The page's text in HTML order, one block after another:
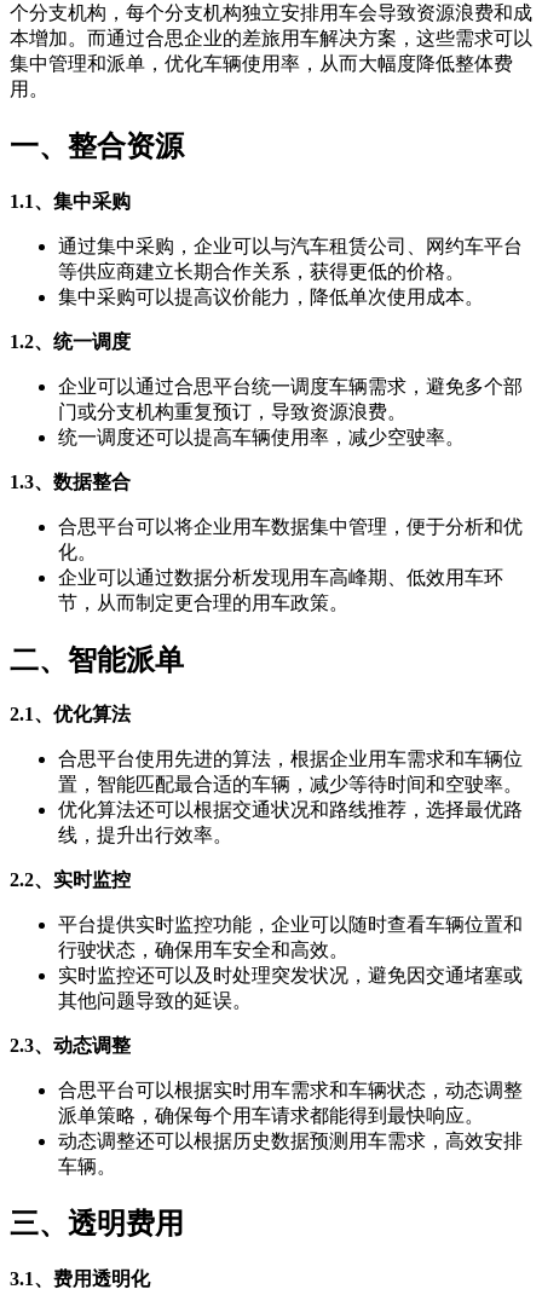
个分支机构，每个分支机构独立安排用车会导致资源浪费和成
本增加。而通过合思企业的差旅用车解决方案，这些需求可以
集中管理和派单，优化车辆使用率，从而大幅度降低整体费
用。
一、整合资源
1.1、集中采购
通过集中采购，企业可以与汽车租赁公司、网约车平台
等供应商建立长期合作关系，获得更低的价格。
集中采购可以提高议价能力，降低单次使用成本。
1.2、统一调度
企业可以通过合思平台统一调度车辆需求，避免多个部
门或分支机构重复预订，导致资源浪费。
统一调度还可以提高车辆使用率，减少空驶率。
1.3、数据整合
合思平台可以将企业用车数据集中管理，便于分析和优
化。
企业可以通过数据分析发现用车高峰期、低效用车环
节，从而制定更合理的用车政策。
二、智能派单
2.1、优化算法
合思平台使用先进的算法，根据企业用车需求和车辆位
置，智能匹配最合适的车辆，减少等待时间和空驶率。
优化算法还可以根据交通状况和路线推荐，选择最优路
线，提升出行效率。
2.2、实时监控
平台提供实时监控功能，企业可以随时查看车辆位置和
行驶状态，确保用车安全和高效。
实时监控还可以及时处理突发状况，避免因交通堵塞或
其他问题导致的延误。
2.3、动态调整
合思平台可以根据实时用车需求和车辆状态，动态调整
派单策略，确保每个用车请求都能得到最快响应。
动态调整还可以根据历史数据预测用车需求，高效安排
车辆。
三、透明费用
3.1、费用透明化